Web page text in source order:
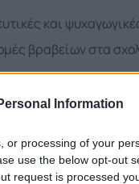
Information
or processing of your
use the below opt-out
request is processed
και
βραβείων στα
Followgreen,
όπως χαρτί,